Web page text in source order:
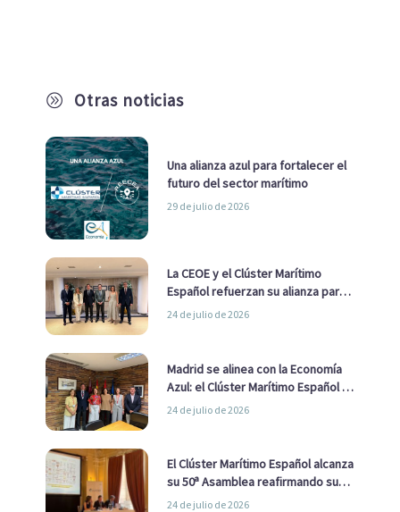
A Otras noticias
Una alianza azul para fortalecer el
futuro del sector marítimo
29 de julio de 2026
La CEOE y el Clúster Marítimo
Español refuerzan su alianza para
impulsar una estrategia Nacional
24 de julio de 2026
Madrid se alinea con la Economía
Azul: el Clúster Marítimo Español y
la Real Liga Naval avanzan alianzas
24 de julio de 2026
El Clúster Marítimo Español alcanza
su 50ª Asamblea reafirmando su
liderazgo en la Economía Azul
24 de julio de 2026